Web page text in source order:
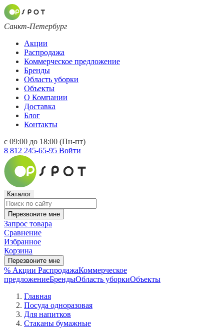
Санкт-Петербург
Акции
Распродажа
Коммерческое предложение
Бренды
Область уборки
Объекты
О Компании
Доставка
Блог
Контакты
с 09:00 до 18:00 (Пн-пт)
8 812 245-65-95 Войти
Каталог
Перезвоните мне
Запрос товара
Сравнение
Избранное
Корзина
Перезвоните мне
% Акции РаспродажаКоммерческое
предложениеБрендыОбласть уборкиОбъекты
Главная
Посуда одноразовая
Для напитков
Стаканы бумажные